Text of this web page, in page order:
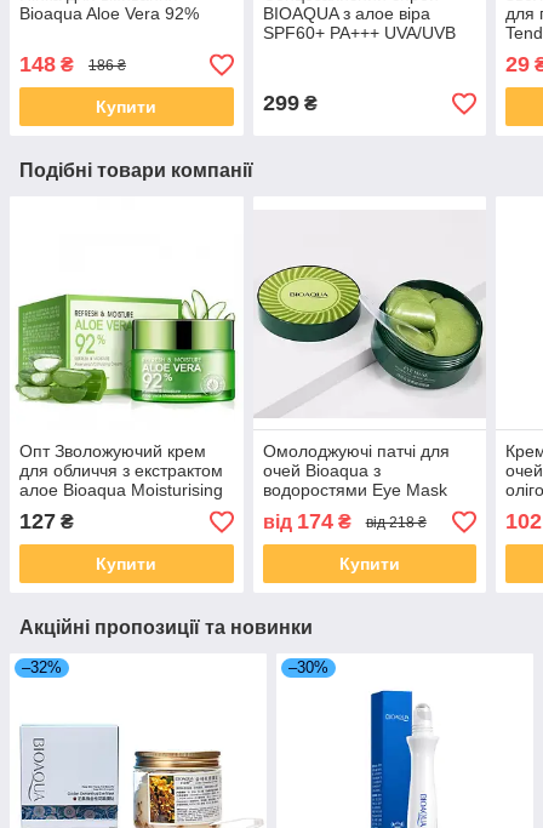
Bioaqua Aloe Vera 92%
148 ₴ 186 ₴
Купити
BIOAQUA з алое віра
SPF60+ PA+++ UVA/UVB
299₴
для
2.7г
29
Подібні товари компанії
Опт Зволожуючий крем
для обличчя з екстрактом
алое Bioaqua Moisturising
127 ₴
Купити
Омолоджуючі патчі для
очей Bioaqua з
водоростями Eye Mask
60шт
від 174₴ від 218 ₴
Купити
102
Акційні пропозиції та новинки
–32% –30%